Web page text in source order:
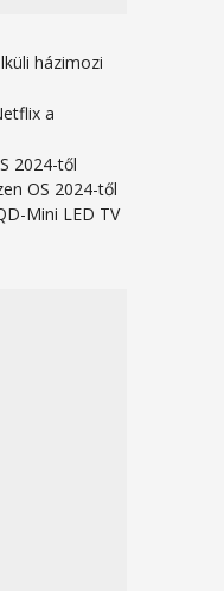
házimozi
a
2024-től
OS 2024-től
Mini LED TV